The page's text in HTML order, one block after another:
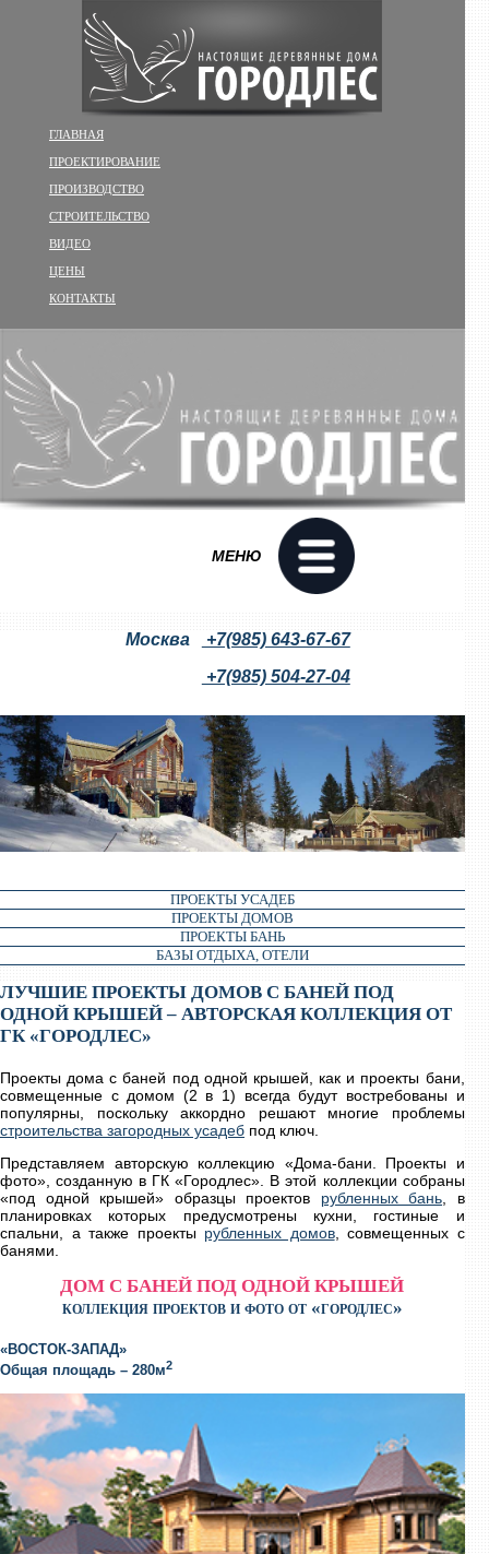
ГЛАВНАЯ
ПРОЕКТИРОВАНИЕ
ПРОИЗВОДСТВО
СТРОИТЕЛЬСТВО
ВИДЕО
ЦЕНЫ
КОНТАКТЫ
МЕНЮ
Москва
+7(985) 643-67-67
+7(985) 504-27-04
ПРОЕКТЫ УСАДЕБ
ПРОЕКТЫ ДОМОВ
ПРОЕКТЫ БАНЬ
БАЗЫ ОТДЫХА, ОТЕЛИ
ЛУЧШИЕ ПРОЕКТЫ ДОМОВ С БАНЕЙ ПОД
ОДНОЙ КРЫШЕЙ – АВТОРСКАЯ КОЛЛЕКЦИЯ ОТ
ГК «ГОРОДЛЕС»
Проекты дома с баней под одной крышей, как и проекты бани,
совмещенные с домом (2 в 1) всегда будут востребованы и
популярны, поскольку аккордно решают многие проблемы
строительства загородных усадеб под ключ.
Представляем авторскую коллекцию «Дома-бани. Проекты и
фото», созданную в ГК «Городлес». В этой коллекции собраны
«под одной крышей» образцы проектов рубленных бань, в
планировках которых предусмотрены кухни, гостиные и
спальни, а также проекты рубленных домов, совмещенных с
банями.
ДОМ С БАНЕЙ ПОД ОДНОЙ КРЫШЕЙ
коллекция проектов и фото от «городлес»
«ВОСТОК-ЗАПАД»
Общая площадь – 280м2